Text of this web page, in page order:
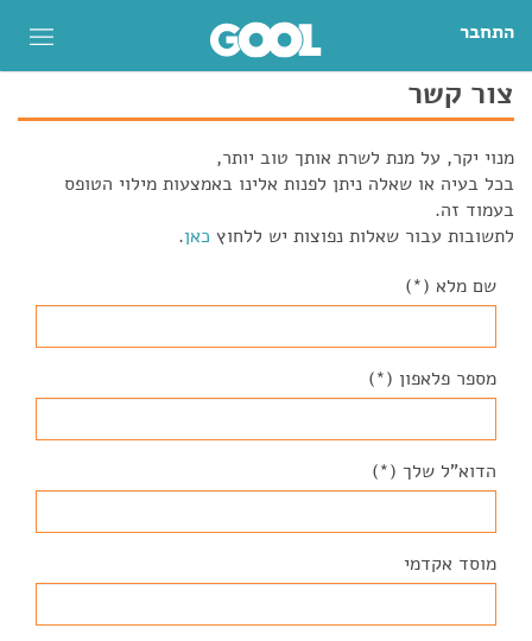
התחבר
צור קשר
מנוי יקר, על מנת לשרת אותך טוב יותר,
בכל בעיה או שאלה ניתן לפנות אלינו באמצעות מילוי הטופס
בעמוד זה.
לתשובות עבור שאלות נפוצות יש ללחוץ כאן.
שם מלא (*)
מספר פלאפון (*)
הדוא"ל שלך (*)
מוסד אקדמי